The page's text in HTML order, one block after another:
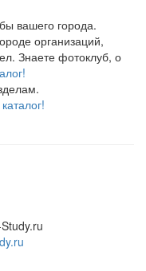
вашего города.
организаций,
Знаете фотоклуб, о